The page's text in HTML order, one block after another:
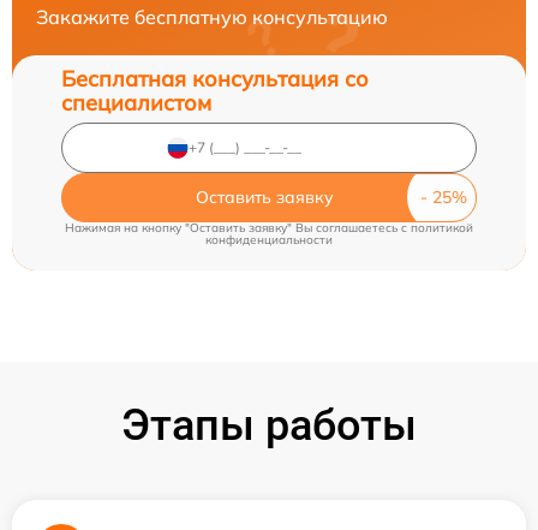
Закажите бесплатную консультацию
Бесплатная консультация со
специалистом
Оставить заявку
Нажимая на кнопку "Оставить заявку" Вы соглашаетесь cполитикой
конфиденциальности
Этапы работы